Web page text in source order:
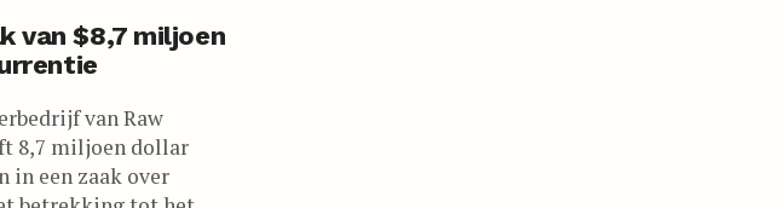
van $8,7 miljoen
van Raw
8,7 miljoen dollar
in een zaak over